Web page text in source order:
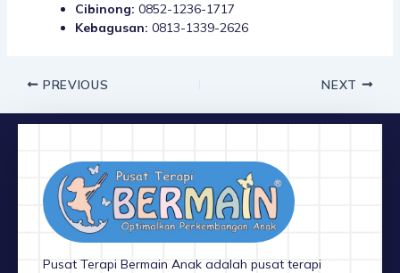
Cibinong: 0852-1236-1717
Kebagusan: 0813-1339-2626
PREVIOUS NEXT
Pusat Terapi Bermain Anak adalah pusat terapi